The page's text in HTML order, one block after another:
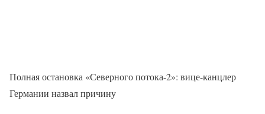
Полная остановка «Северного потока-2»: вице-канцлер
Германии назвал причину